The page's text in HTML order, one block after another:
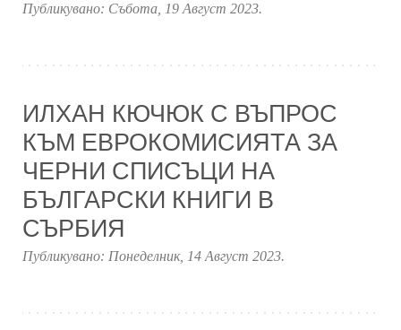
Публикувано: Събота, 19 Август 2023.
ИЛХАН КЮЧЮК С ВЪПРОС
КЪМ ЕВРОКОМИСИЯТА ЗА
ЧЕРНИ СПИСЪЦИ НА
БЪЛГАРСКИ КНИГИ В
СЪРБИЯ
Публикувано: Понеделник, 14 Август 2023.